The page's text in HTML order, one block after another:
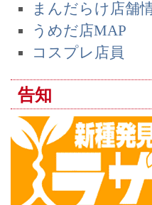
まんだらけ店舗
うめだ店MAP
コスプレ店員
告知